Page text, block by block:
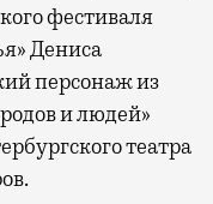
фестиваля
Дениса
персонаж из
и людей»
театра